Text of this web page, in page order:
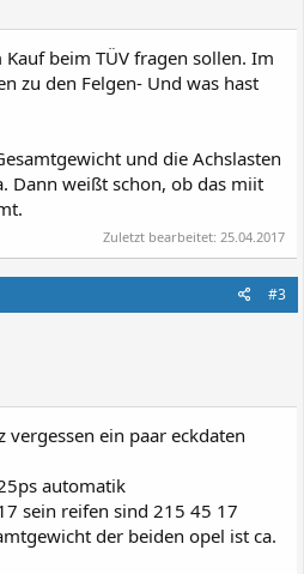
beim TÜV fragen sollen. Im
zu den Felgen- Und was hast
und die Achslasten
Dann weißt schon, ob das miit
Zuletzt bearbeitet: 25.04.2017
#3
vergessen ein paar eckdaten
automatik
sein reifen sind 215 45 17
der beiden opel ist ca.